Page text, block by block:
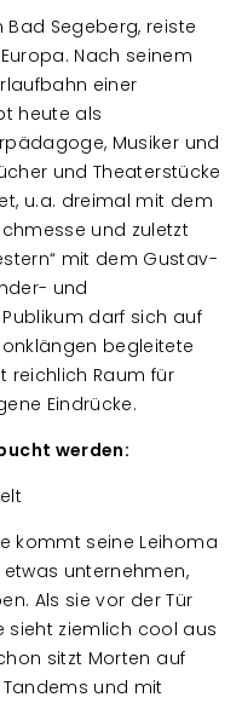
Bad Segeberg, reiste
Nach seinem
einer
heute als
Musiker und
und Theaterstücke
u.a. dreimal mit dem
und zuletzt
mit dem Gustav-
und
darf sich auf
begleitete
reichlich Raum für
Eindrücke.
werden:
kommt seine Leihoma
unternehmen,
Als sie vor der Tür
sieht ziemlich cool aus
sitzt Morten auf
und mit